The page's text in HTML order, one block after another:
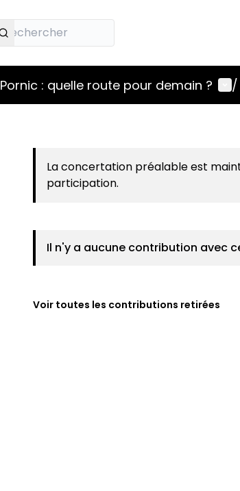
: quelle route pour demain ? /
La concertation préalable est
participation.
Il n'y a aucune contribution avec
Voir toutes les contributions retirées